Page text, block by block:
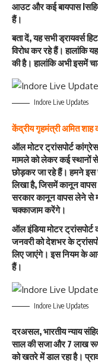
आउट और कई बायपास
हैं।
बता दें, यह सभी ड्रायवर्स
विरोध कर रहे हैं। हालांकि यह
की है। हालांकि अभी इसमें
Indore Live Updates
केंद्रीय गृहमंत्री अमित शाह
ऑल मोटर ट्रांसपोर्ट
मामले को लेकर कई स्थानों से
छोड़कर जा रहे हैं। हमने इस
लिखा है, जिसमें कानून
सरकार कानून वापस लेने से
चक्काजाम करेंगे।
ऑल इंडिया मोटर
जनवरी को देशभर के
लिए जाएंगे। इस नियम के
हैं।
Indore Live Updates
दरअसल, भारतीय न्याय
साल की सजा और 7 लाख
को खतरे में डाल रहा है।